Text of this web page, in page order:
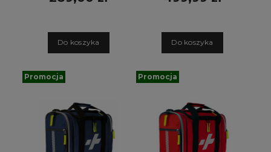
Do koszyka Do koszyka
Promocja Promocja